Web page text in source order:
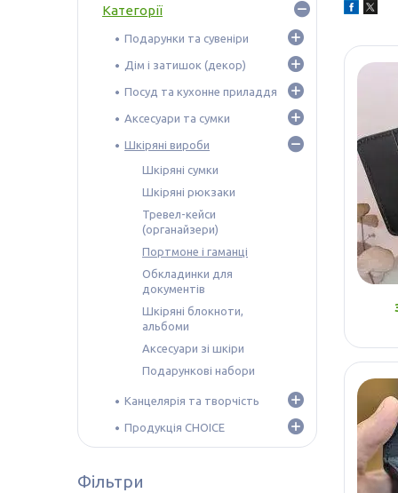
Категорії
Подарунки та сувеніри
Дім і затишок (декор)
Посуд та кухонне приладдя
Аксесуари та сумки
Шкіряні вироби
Шкіряні сумки
Шкіряні рюкзаки
Тревел-кейси
(органайзери)
Портмоне і гаманці
Обкладинки для
документів
Шкіряні блокноти,
альбоми
Аксесуари зі шкіри
Подарункові набори
Канцелярія та творчість
Продукція CHOICE
Фільтри